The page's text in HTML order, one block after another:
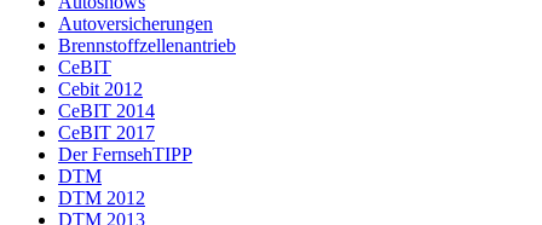
Autoversicherungen
Brennstoffzellenantrieb
CeBIT
Cebit 2012
CeBIT 2014
CeBIT 2017
Der FernsehTIPP
DTM
DTM 2012
DTM 2013